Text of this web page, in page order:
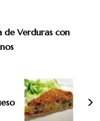
de Verduras con